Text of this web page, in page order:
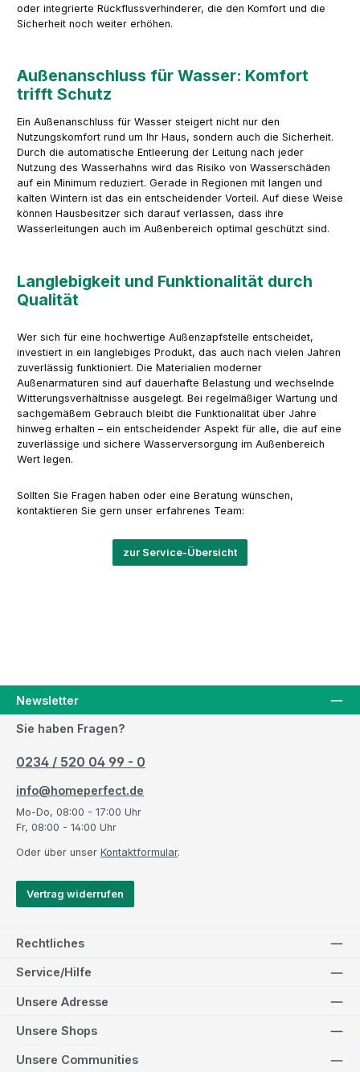
oder integrierte Rückflussverhinderer, die den Komfort und die
Sicherheit noch weiter erhöhen.
Außenanschluss für Wasser: Komfort
trifft Schutz
Ein Außenanschluss für Wasser steigert nicht nur den
Nutzungskomfort rund um Ihr Haus, sondern auch die Sicherheit.
Durch die automatische Entleerung der Leitung nach jeder
Nutzung des Wasserhahns wird das Risiko von Wasserschäden
auf ein Minimum reduziert. Gerade in Regionen mit langen und
kalten Wintern ist das ein entscheidender Vorteil. Auf diese Weise
können Hausbesitzer sich darauf verlassen, dass ihre
Wasserleitungen auch im Außenbereich optimal geschützt sind.
Langlebigkeit und Funktionalität durch
Qualität
Wer sich für eine hochwertige Außenzapfstelle entscheidet,
investiert in ein langlebiges Produkt, das auch nach vielen Jahren
zuverlässig funktioniert. Die Materialien moderner
Außenarmaturen sind auf dauerhafte Belastung und wechselnde
Witterungsverhältnisse ausgelegt. Bei regelmäßiger Wartung und
sachgemäßem Gebrauch bleibt die Funktionalität über Jahre
hinweg erhalten – ein entscheidender Aspekt für alle, die auf eine
zuverlässige und sichere Wasserversorgung im Außenbereich
Wert legen.
Sollten Sie Fragen haben oder eine Beratung wünschen,
kontaktieren Sie gern unser erfahrenes Team:
zur Service-Übersicht
Newsletter
Sie haben Fragen?
0234 / 520 04 99 - 0
info@homeperfect.de
Mo-Do, 08:00 - 17:00 Uhr
Fr, 08:00 - 14:00 Uhr
Oder über unser Kontaktformular.
Vertrag widerrufen
Rechtliches
Service/Hilfe
Unsere Adresse
Unsere Communities
Unsere Shops